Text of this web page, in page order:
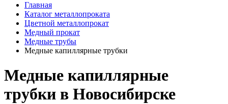
Главная
Каталог металлопроката
Цветной металлопрокат
Медный прокат
Медные трубы
Медные капиллярные трубки
Медные капиллярные
трубки в Новосибирске